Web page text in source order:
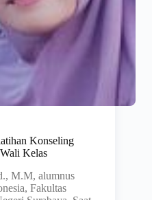
Konseling
Kelas
M.M, alumnus
Fakultas